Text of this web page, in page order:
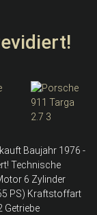
Baujahr 1976 -
Technische
6 Zylinder
PS) Kraftstoffart
Getriebe